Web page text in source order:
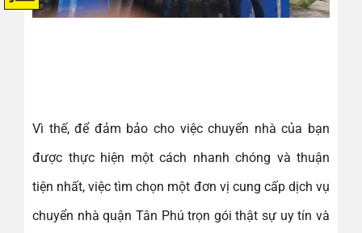
Vì thế, để đảm bảo cho việc chuyển nhà của bạn
được thực hiện một cách nhanh chóng và thuận
tiện nhất, việc tìm chọn một đơn vị cung cấp dịch vụ
chuyển nhà quận Tân Phú trọn gói thật sự uy tín và